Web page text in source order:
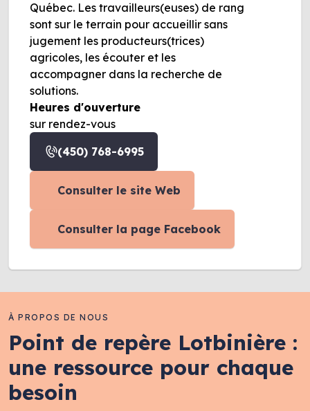
Québec. Les travailleurs(euses) de rang
sont sur le terrain pour accueillir sans
jugement les producteurs(trices)
agricoles, les écouter et les
accompagner dans la recherche de
solutions.
Heures d'ouverture
sur rendez-vous
(450) 768-6995
Consulter le site Web
Consulter la page Facebook
À PROPOS DE NOUS
Point de repère Lotbinière :
une ressource pour chaque
besoin